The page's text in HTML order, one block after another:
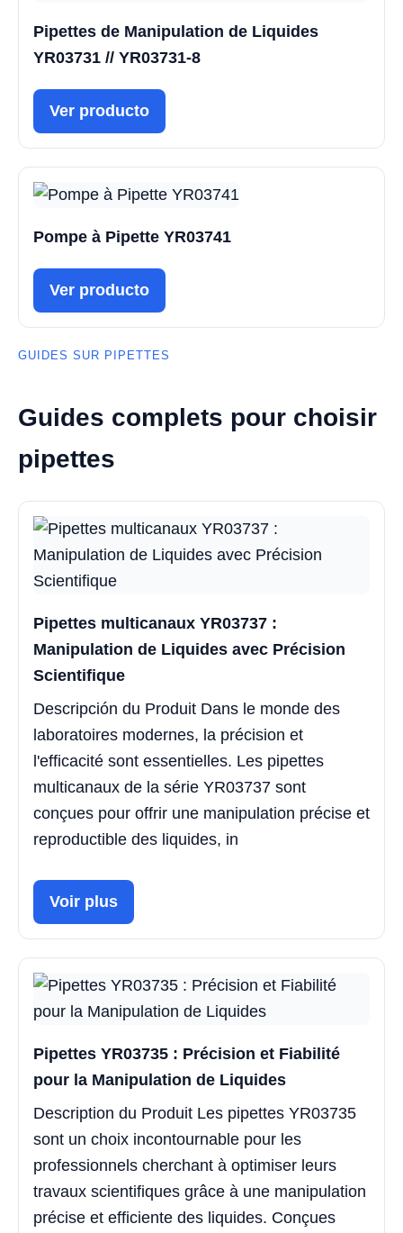
Pipettes de Manipulation de Liquides
YR03731 // YR03731-8
Ver producto
Pompe à Pipette YR03741
Ver producto
GUIDES SUR PIPETTES
Guides complets pour choisir
pipettes
Pipettes multicanaux YR03737 :
Manipulation de Liquides avec Précision
Scientifique
Descripción du Produit Dans le monde des
laboratoires modernes, la précision et
l'efficacité sont essentielles. Les pipettes
multicanaux de la série YR03737 sont
conçues pour offrir une manipulation précise et
reproductible des liquides, in
Voir plus
Pipettes YR03735 : Précision et Fiabilité
pour la Manipulation de Liquides
Description du Produit Les pipettes YR03735
sont un choix incontournable pour les
professionnels cherchant à optimiser leurs
travaux scientifiques grâce à une manipulation
précise et efficiente des liquides. Conçues